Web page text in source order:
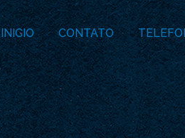
INICIO CONTATO